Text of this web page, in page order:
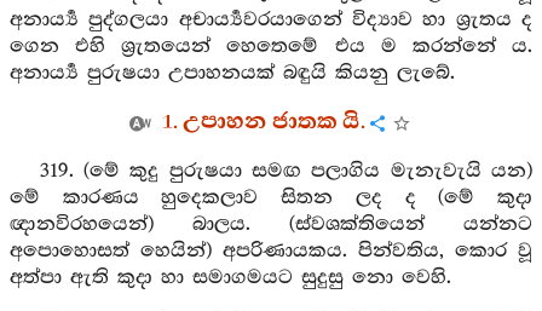
අනාර්‍ය්‍ය පුද්ගලයා අචාර්‍ය්‍යවරයාගෙන් විද්‍යාව හා ශ්‍රැතය ද
ගෙන එහි ශ්‍රැතයෙන් හෙතෙමේ එය ම කරන්නේ ය.
අනාර්‍ය්‍ය පුරුෂයා උපාහනයක් බඳුයි කියනු ලැබේ.
1. උපාහන ජාතක යි.
319. (මේ කුදු පුරුෂයා සමඟ පලාගිය මැනැවැයි යන)
මේ කාරණය හුදෙකලාව සිතන ලද ද (මේ කුදා
ඥානවිරහයෙන්) බාලය. (ස්වශක්තියෙන් යන්නට
අපොහොසත් හෙයින්) අපරිණායකය. පින්වතිය, කොර වූ
අත්පා ඇති කුදා හා සමාගමයට සුදුසු නො වෙහි.